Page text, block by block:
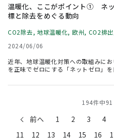
例は必ずしも多くは聞かれず、実現
る。そこで、スタートアップとの協
いるベンチャークライアントモデル
性を分析する。
温暖化、ここがポイント① ネ
標と除去をめぐる動向
CO2除去, 地球温暖化, 欧州, CO2排
2024/06/06
近年、地球温暖化対策への取組みに
を正味でゼロにする「ネットゼロ」
標の目標達成に動き始めている。ネ
することで、排出量と除去量を均衡
なくCO2除去も重要なため、除去に
まって来ている。こうした中、EU
して除去の導入を支援する制度が、
た。今後、多方面に影響を及ぼす可
194件中91
前へ 1 2 3 4
11
12 13 14 15 16